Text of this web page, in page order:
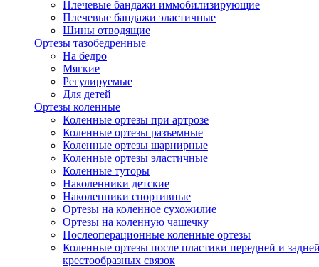
Плечевые бандажи иммобилизирующие
Плечевые бандажи эластичные
Шины отводящие
Ортезы тазобедренные
На бедро
Мягкие
Регулируемые
Для детей
Ортезы коленные
Коленные ортезы при артрозе
Коленные ортезы разъемные
Коленные ортезы шарнирные
Коленные ортезы эластичные
Коленные туторы
Наколенники детские
Наколенники спортивные
Ортезы на коленное сухожилие
Ортезы на коленную чашечку
Послеоперационные коленные ортезы
Коленные ортезы после пластики передней и
крестообразных связок